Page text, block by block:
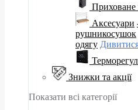
Приховане
Аксесуари
рушникосушок
одягу
Знижки та акції
Показати всі категорії